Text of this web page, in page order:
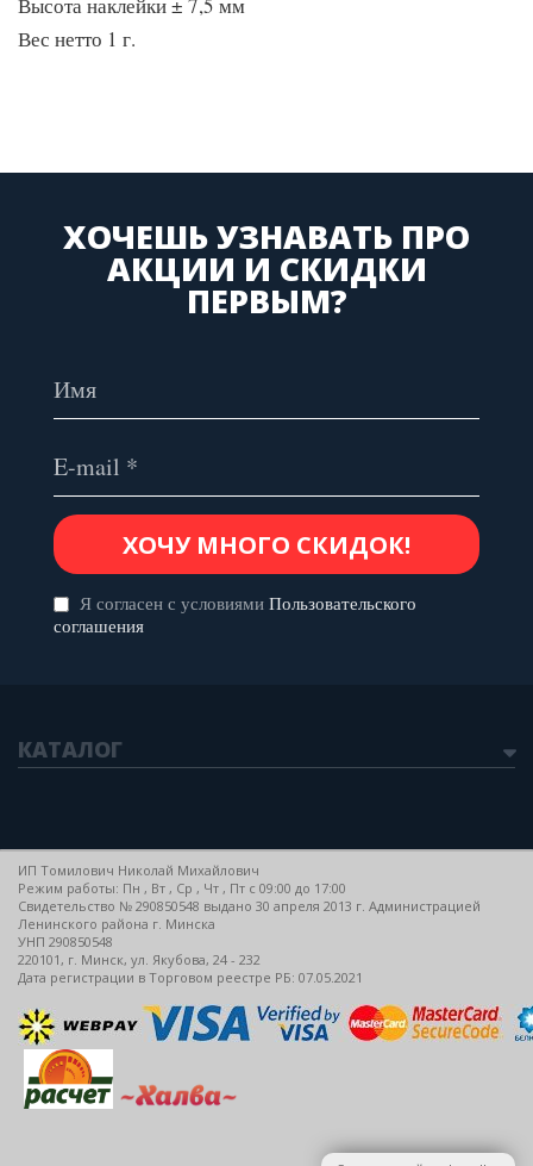
Вес нетто 1 г.
ХОЧЕШЬ УЗНАВАТЬ ПРО
АКЦИИ И СКИДКИ
ПЕРВЫМ?
Я согласен с условиями Пользовательского
соглашения
КАТАЛОГ
ИП Томилович Николай Михайлович
Режим работы: Пн , Вт , Ср , Чт , Пт c 09:00 до 17:00
Свидетельство № 290850548 выдано 30 апреля 2013 г. Администрацией
Ленинского района г. Минска
УНП 290850548
220101, г. Минск, ул. Якубова, 24 - 232
Дата регистрации в Торговом реестре РБ: 07.05.2021